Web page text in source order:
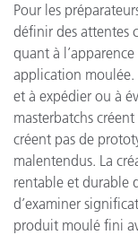
Pour les
définir des attentes
quant à
application moulée.
et à expédier ou à
masterbatchs
créent pas de
malentendus. La
rentable et durable
d’examiner
produit moulé fini